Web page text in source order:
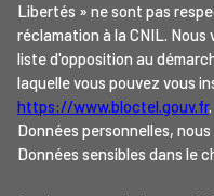
Libertés » ne sont pas
réclamation à la CNIL. Nous
liste d'opposition au
laquelle vous pouvez vous
https://www.bloctel.gouv.fr
Données personnelles,
Données sensibles dans le